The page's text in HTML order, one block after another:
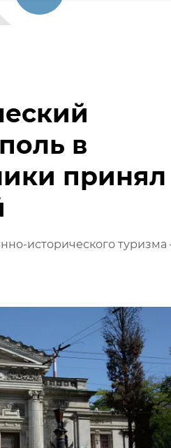
в
принял
исторического туризма